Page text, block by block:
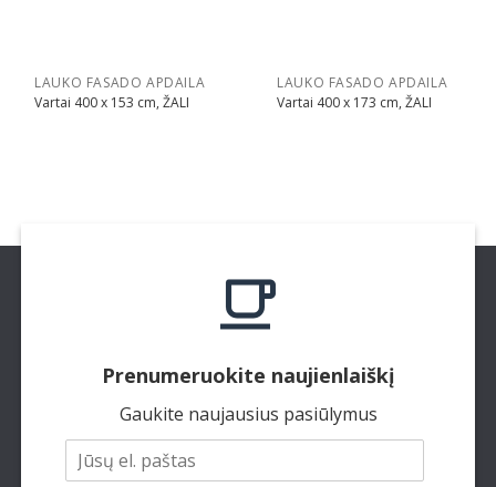
LAUKO FASADO APDAILA
Vartai 400 x 153 cm, ŽALI
LAUKO FASADO APDAILA
Vartai 400 x 173 cm, ŽALI
Prenumeruokite naujienlaiškį
Gaukite naujausius pasiūlymus